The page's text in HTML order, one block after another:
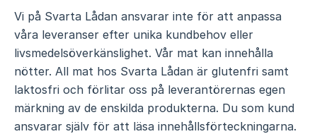
Vi på Svarta Lådan ansvarar inte för att anpassa
våra leveranser efter unika kundbehov eller
livsmedelsöverkänslighet. Vår mat kan innehålla
nötter. All mat hos Svarta Lådan är glutenfri samt
laktosfri och förlitar oss på leverantörernas egen
märkning av de enskilda produkterna. Du som kund
ansvarar själv för att läsa innehållsförteckningarna.